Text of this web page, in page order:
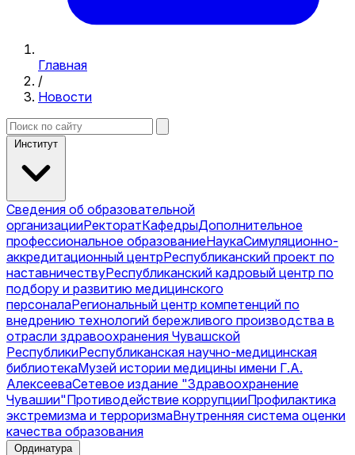
Главная
/
Новости
Институт
Сведения об образовательной
организацииРекторатКафедрыДополнительное
профессиональное образованиеНаукаСимуляционно-
аккредитационный центрРеспубликанский проект по
наставничествуРеспубликанский кадровый центр по
подбору и развитию медицинского
персоналаРегиональный центр компетенций по
внедрению технологий бережливого производства в
отрасли здравоохранения Чувашской
РеспубликиРеспубликанская научно-медицинская
библиотекаМузей истории медицины имени Г.А.
АлексееваСетевое издание "Здравоохранение
Чувашии"Противодействие коррупцииПрофилактика
экстремизма и терроризмаВнутренняя система оценки
качества образования
Ординатура